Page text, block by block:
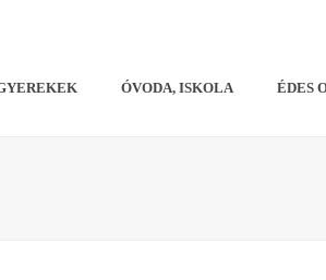
ÓVODA, ISKOLA ÉDES